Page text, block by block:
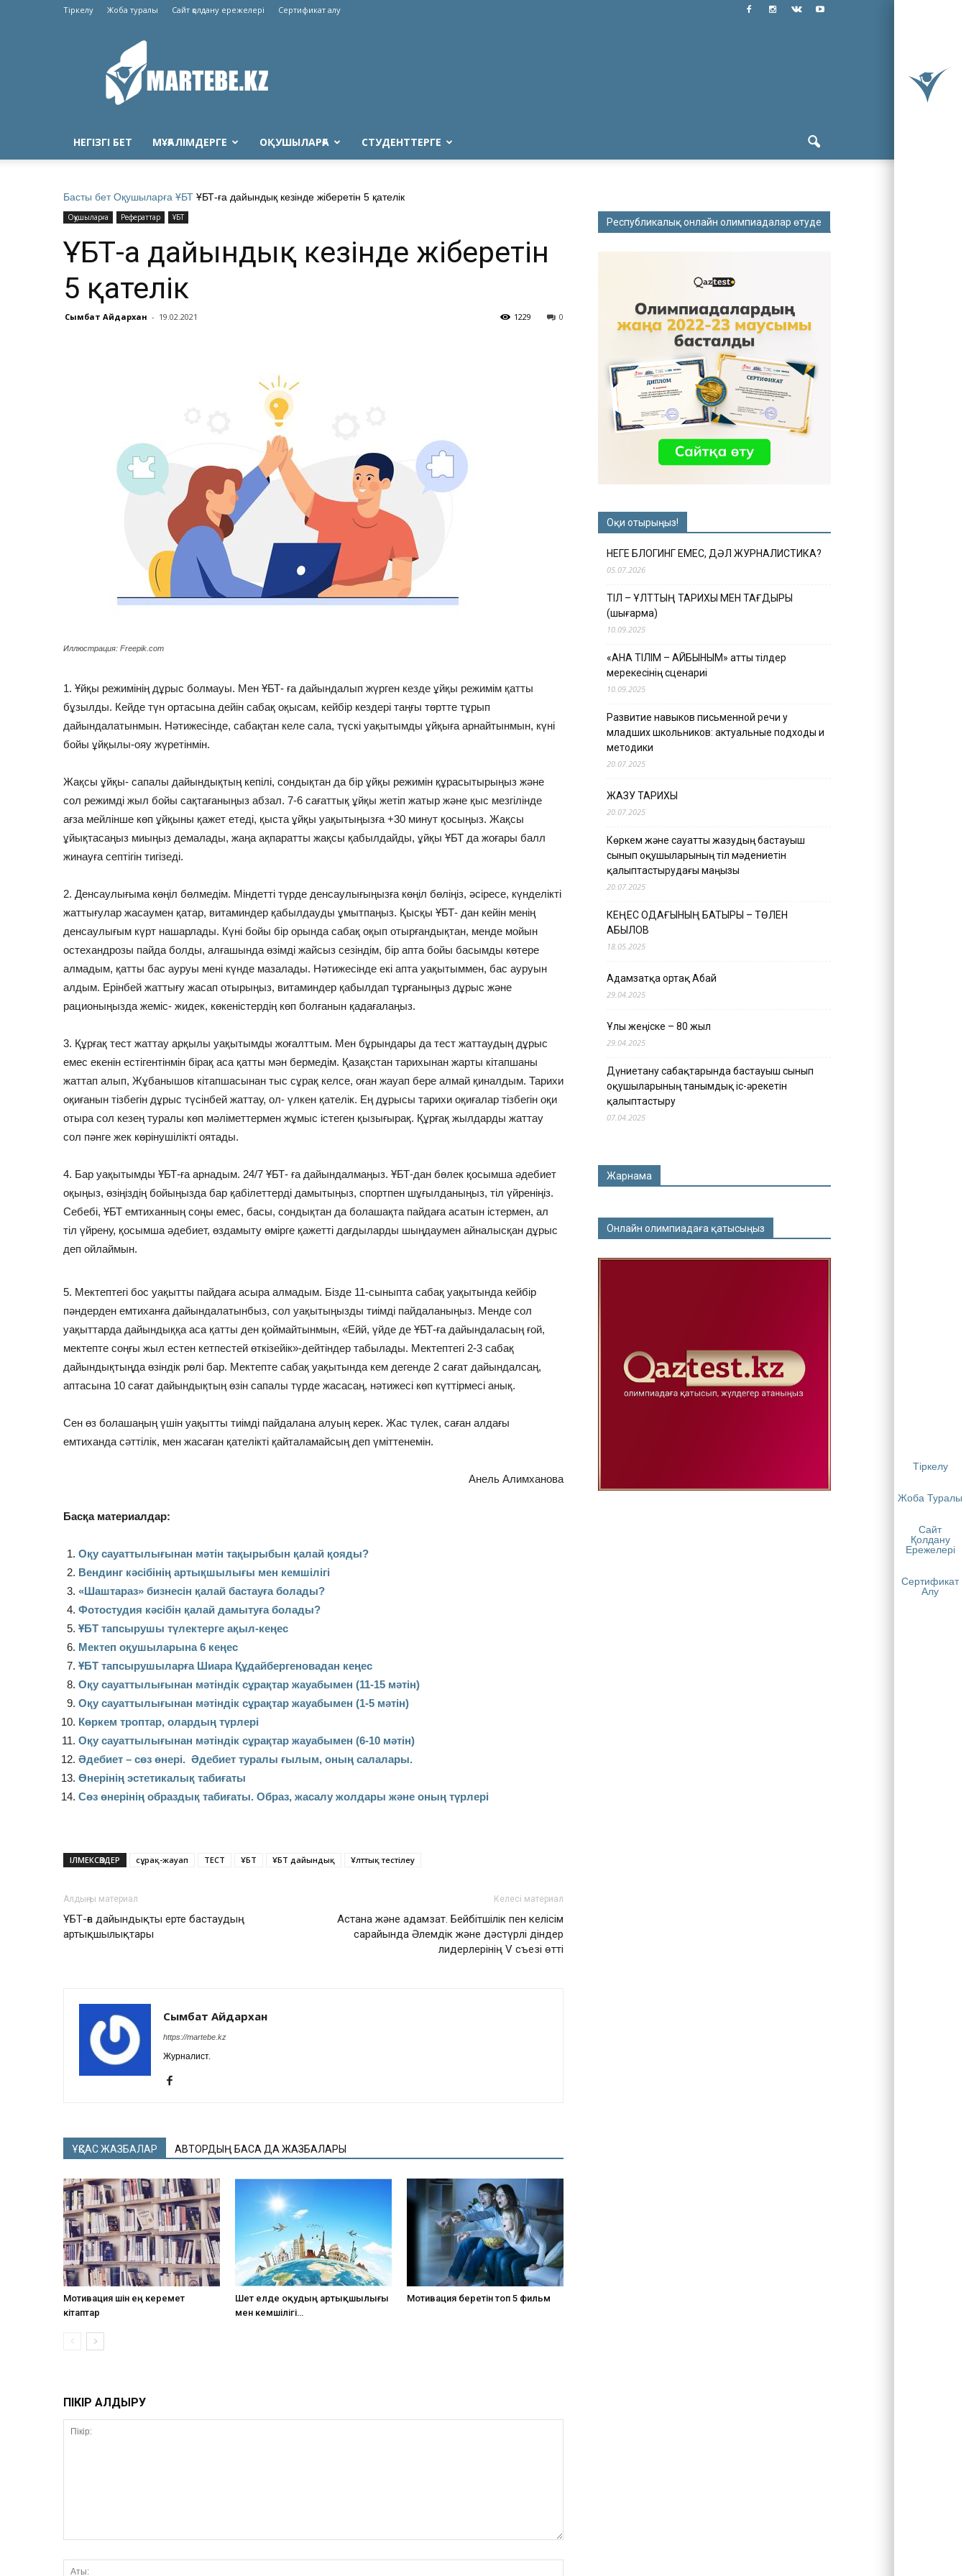
Тіркелу
Жоба Туралы
Сайт
Қолдану
Ережелері
Сертификат
Алу
Тіркелу Жоба туралы Сайт қолдану ережелері Сертификат алу
Martebe.kz
білім
сайты
НЕГІЗГІ БЕТ МҰҒАЛІМДЕРГЕ ОҚУШЫЛАРҒА СТУДЕНТТЕРГЕ
Басты бет Оқушыларға ҰБТ ҰБТ-ға дайындық кезінде жіберетін 5 қателік
Оқушыларға Рефераттар ҰБТ
ҰБТ-ға дайындық кезінде жіберетін
5 қателік
Сымбат Айдархан - 19.02.2021 0
1229
Иллюстрация: Freepik.com
1. Ұйқы режимінің дұрыс болмауы. Мен ҰБТ- ға дайындалып жүрген кезде ұйқы режимім қатты
бұзылды. Кейде түн ортасына дейін сабақ оқысам, кейбір кездері таңғы төртте тұрып
дайындалатынмын. Нәтижесінде, сабақтан келе сала, түскі уақытымды ұйқыға арнайтынмын, күні
бойы ұйқылы-ояу жүретінмін.
Жақсы ұйқы- сапалы дайындықтың кепілі, сондықтан да бір ұйқы режимін құрасытырыңыз және
сол режимді жыл бойы сақтағаныңыз абзал. 7-6 сағаттық ұйқы жетіп жатыр және қыс мезгілінде
ағза мейлінше көп ұйқыны қажет етеді, қыста ұйқы уақытыңызға +30 минут қосыңыз. Жақсы
ұйықтасаңыз миыңыз демалады, жаңа ақпаратты жақсы қабылдайды, ұйқы ҰБТ да жоғары балл
жинауға септігін тигізеді.
2. Денсаулығыма көңіл бөлмедім. Міндетті түрде денсаулығыңызға көңіл бөліңіз, әсіресе, күнделікті
жаттығулар жасаумен қатар, витаминдер қабылдауды ұмытпаңыз. Қысқы ҰБТ- дан кейін менің
денсаулығым күрт нашарлады. Күні бойы бір орында сабақ оқып отырғандықтан, менде мойын
остехандрозы пайда болды, алғашында өзімді жайсыз сезіндім, бір апта бойы басымды көтере
алмадым, қатты бас ауруы мені күнде мазалады. Нәтижесінде екі апта уақытыммен, бас ауруын
алдым. Ерінбей жаттығу жасап отырыңыз, витаминдер қабылдап тұрғаныңыз дұрыс және
рационыңызда жеміс- жидек, көкеністердің көп болғанын қадағалаңыз.
3. Құрғақ тест жаттау арқылы уақытымды жоғалттым. Мен бұрындары да тест жаттаудың дұрыс
емес екенін естігентінмін бірақ аса қатты мән бермедім. Қазақстан тарихынан жарты кітапшаны
жаттап алып, Жұбанышов кітапшасынан тыс сұрақ келсе, оған жауап бере алмай қиналдым. Тарихи
оқиғанын тізбегін дұрыс түсінбей жаттау, ол- үлкен қателік. Ең дұрысы тарихи оқиғалар тізбегін оқи
отыра сол кезең туралы көп мәліметтермен жұмыс істеген қызығырақ. Құрғақ жылдарды жаттау
сол пәнге жек көрінушілікті оятады.
4. Бар уақытымды ҰБТ-ға арнадым. 24/7 ҰБТ- ға дайындалмаңыз. ҰБТ-дан бөлек қосымша әдебиет
оқыңыз, өзіңіздің бойыңызда бар қабілеттерді дамытыңыз, спортпен шұғылданыңыз, тіл үйреніңіз.
Себебі, ҰБТ емтиханның соңы емес, басы, сондықтан да болашақта пайдаға асатын істермен, ал
тіл үйрену, қосымша әдебиет, өздамыту өмірге қажетті дағдыларды шыңдаумен айналысқан дұрыс
деп ойлаймын.
5. Мектептегі бос уақытты пайдаға асыра алмадым. Бізде 11-сыныпта сабақ уақытында кейбір
пәндерден емтиханға дайындалатынбыз, сол уақытыңызды тиімді пайдаланыңыз. Менде сол
уақыттарда дайындыққа аса қатты ден қоймайтынмын, «Ейй, үйде де ҰБТ-ға дайындаласың ғой,
мектепте соңғы жыл естен кетпестей өткізейік»-дейтіндер табылады. Мектептегі 2-3 сабақ
дайындықтыңда өзіндік рөлі бар. Мектепте сабақ уақытында кем дегенде 2 сағат дайындалсаң,
аптасына 10 сағат дайындықтың өзін сапалы түрде жасасаң, нәтижесі көп күттірмесі анық.
Сен өз болашаңың үшін уақытты тиімді пайдалана алуың керек. Жас түлек, саған алдағы
емтиханда сәттілік, мен жасаған қателікті қайталамайсың деп үміттенемін.
Анель Алимханова
Басқа материалдар:
Оқу сауаттылығынан мәтін тақырыбын қалай қояды?
Вендинг кәсібінің артықшылығы мен кемшілігі
«Шаштараз» бизнесін қалай бастауға болады?
Фотостудия кәсібін қалай дамытуға болады?
ҰБТ тапсырушы түлектерге ақыл-кеңес
Мектеп оқушыларына 6 кеңес
ҰБТ тапсырушыларға Шиара Құдайбергеновадан кеңес
Оқу сауаттылығынан мәтіндік сұрақтар жауабымен (11-15 мәтін)
Оқу сауаттылығынан мәтіндік сұрақтар жауабымен (1-5 мәтін)
Көркем троптар, олардың түрлері
Оқу сауаттылығынан мәтіндік сұрақтар жауабымен (6-10 мәтін)
Әдебиет – сөз өнері. Әдебиет туралы ғылым, оның салалары.
Өнерінің эстетикалық табиғаты
Сөз өнерінің образдық табиғаты. Образ, жасалу жолдары және оның түрлері
ІЛМЕКСӨЗДЕР сұрақ-жауап ТЕСТ ҰБТ ҰБТ дайындық Ұлттық тестілеу
Алдыңғы материал
ҰБТ-ға дайындықты ерте бастаудың
артықшылықтары
Келесі материал
Астана және адамзат. Бейбітшілік пен келісім
сарайында Әлемдік және дәстүрлі діндер
лидерлерінің V съезі өтті
Сымбат Айдархан
https://martebe.kz
Журналист.
ҰҚСАС ЖАЗБАЛАР АВТОРДЫҢ БАСҚА ДА ЖАЗБАЛАРЫ
Мотивация үшін ең керемет
кітаптар
Шет елде оқудың артықшылығы
мен кемшілігі…
Мотивация беретін топ 5 фильм
ПІКІР ҚАЛДЫРУ
Республикалық онлайн олимпиадалар өтуде
Оқи отырыңыз!
НЕГЕ БЛОГИНГ ЕМЕС, ДӘЛ ЖУРНАЛИСТИКА?
05.07.2026
ТІЛ – ҰЛТТЫҢ ТАРИХЫ МЕН ТАҒДЫРЫ
(шығарма)
10.09.2025
«АНА ТІЛІМ – АЙБЫНЫМ» атты тілдер
мерекесінің сценариі
10.09.2025
Развитие навыков письменной речи у
младших школьников: актуальные подходы и
методики
20.07.2025
ЖАЗУ ТАРИХЫ
20.07.2025
Көркем және сауатты жазудың бастауыш
сынып оқушыларының тіл мәдениетін
қалыптастырудағы маңызы
20.07.2025
КЕҢЕС ОДАҒЫНЫҢ БАТЫРЫ – ТӨЛЕН
ҚАБЫЛОВ
18.05.2025
Адамзатқа ортақ Абай
29.04.2025
Ұлы жеңіске – 80 жыл
29.04.2025
Дүниетану сабақтарында бастауыш сынып
оқушыларының танымдық іс-әрекетін
қалыптастыру
07.04.2025
Жарнама
Онлайн олимпиадаға қатысыңыз